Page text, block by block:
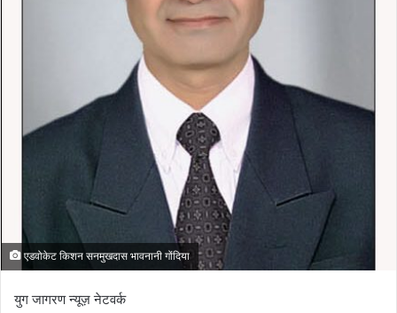
एडवोकेट किशन सनमुखदास भावनानी गोंदिया
युग जागरण न्यूज़ नेटवर्क